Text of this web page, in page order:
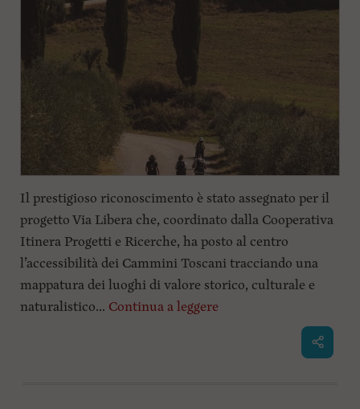
Il prestigioso riconoscimento è stato assegnato per il
progetto Via Libera che, coordinato dalla Cooperativa
Itinera Progetti e Ricerche, ha posto al centro
l’accessibilità dei Cammini Toscani tracciando una
mappatura dei luoghi di valore storico, culturale e
naturalistico... Continua a leggere